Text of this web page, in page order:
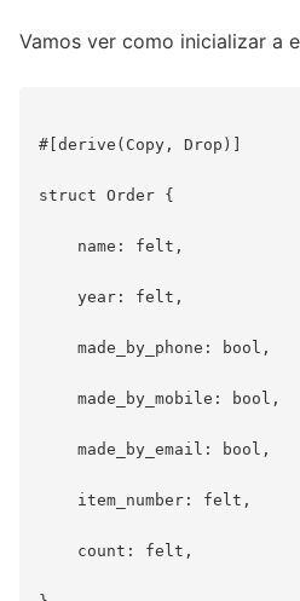
Vamos ver como inicializar a
#[derive(Copy, Drop)]
struct Order {
name: felt,
year: felt,
made_by_phone: bool,
made_by_mobile: bool,
made_by_email: bool,
item_number: felt,
count: felt,